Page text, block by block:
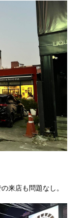
来店も問題なし。